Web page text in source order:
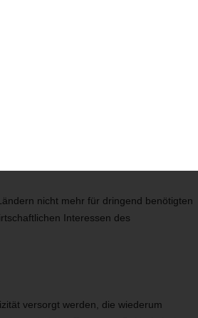
Blumenanbau ist einer der größten
sind, werden sie auch nicht gesetzlich
Pestizide werden in Kolumbien 12
Anbauland gesundheitliche Probleme
90% der Pestizide
nicht mehr für dringend benötigten
Interessen des
versorgt werden, die wiederum